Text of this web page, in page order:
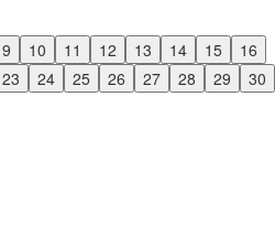
9 10 11 12 13 14 15
16
23 24 25 26 27 28 29
30